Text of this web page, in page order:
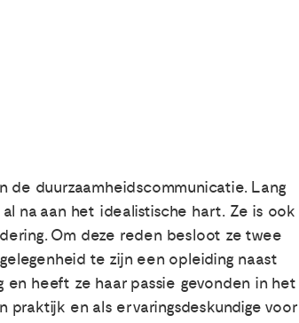
de duurzaamheidscommunicatie. Lang
na aan het idealistische hart. Ze is ook
Om deze reden besloot ze twee
te zijn een opleiding naast
heeft ze haar passie gevonden in het
praktijk en als ervaringsdeskundige voor